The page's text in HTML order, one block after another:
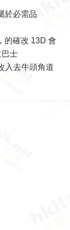
於必需品
的確改 13D 會
士
入去牛頭角道